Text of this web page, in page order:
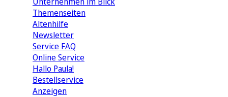
Themenseiten
Altenhilfe
Newsletter
Service FAQ
Online Service
Hallo Paula!
Bestellservice
Anzeigen